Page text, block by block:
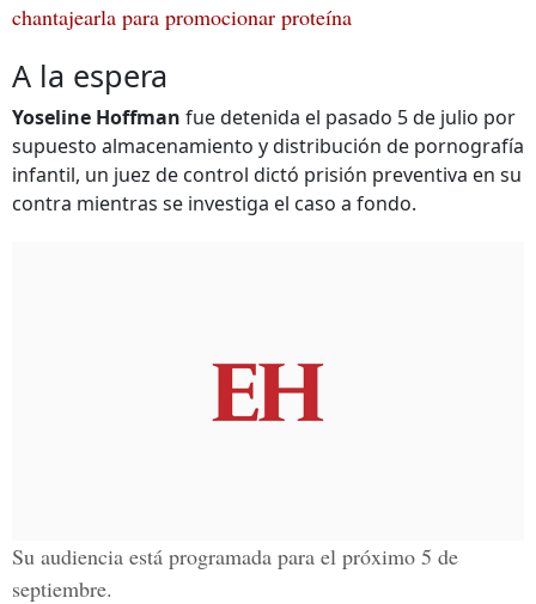
chantajearla para promocionar proteína
A la espera
Yoseline Hoffman fue detenida el pasado 5 de julio por
supuesto almacenamiento y distribución de pornografía
infantil, un juez de control dictó prisión preventiva en su
contra mientras se investiga el caso a fondo.
Su audiencia está programada para el próximo 5 de
septiembre.